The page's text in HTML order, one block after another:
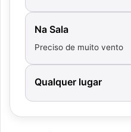
Na Sala
Preciso de muito vento
Qualquer lugar